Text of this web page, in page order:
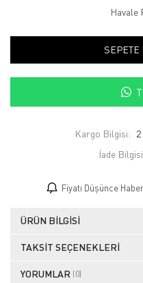
Havale
SEPETE
Kargo Bilgisi:
İade
Fiyatı Düşünce
ÜRÜN BILGISI
TAKSIT SEÇENEKLERI
YORUMLAR (0)